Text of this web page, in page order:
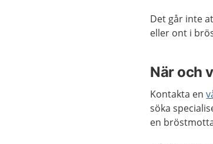
Det går inte
eller ont i
När och
Kontakta en
söka
en